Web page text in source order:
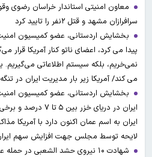
معاون امنیتی استاندار خراسان رضوی
سرافرازان مشهد و قتل ۲نفر را تایید کرد
بخشایش اردستانی، عضو کمیسیون
پیدا می کرد، اعضای ناتو کنار آمریکا قرار
نمی‌خریم، بلکه سیستم اطلاعاتی می‌گیریم.
می کند/ آمریکا زیر بار مدیریت ایران در
بخشایش اردستانی، عضو کمیسیون
ایران به اسم عمان اکنون دارد با آمریکا
لایحه توسط مجلس جهت افزایش سهم
شهادت ۱۰ نیروی حشد الشعبی در